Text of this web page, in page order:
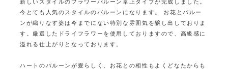
新しいスタイルのフラワーバルーン卓上タイプが完成しました。
今とても人気のスタイルのバルーンになります。
お花とバルー
ンが織りなす姿は今までにない特別な雰囲気を醸し出しておりま
す。 厳選したドライフラワーを使用しておりますので、高級感に
溢れる仕上がりとなっております。
ハートのバルーンが愛らしく、お花との相性もよくどなたからも